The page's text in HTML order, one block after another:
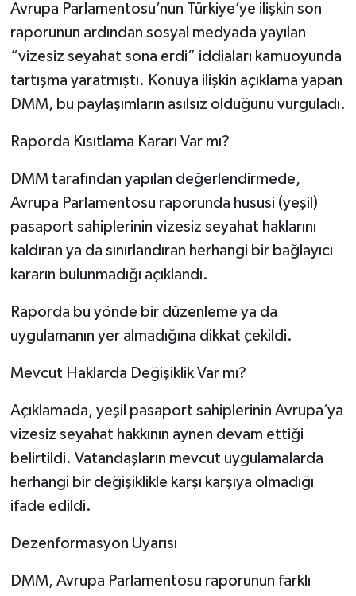
Avrupa Parlamentosu’nun Türkiye’ye ilişkin son
raporunun ardından sosyal medyada yayılan
“vizesiz seyahat sona erdi” iddiaları kamuoyunda
tartışma yaratmıştı. Konuya ilişkin açıklama yapan
DMM, bu paylaşımların asılsız olduğunu vurguladı.
Raporda Kısıtlama Kararı Var mı?
DMM tarafından yapılan değerlendirmede,
Avrupa Parlamentosu raporunda hususi (yeşil)
pasaport sahiplerinin vizesiz seyahat haklarını
kaldıran ya da sınırlandıran herhangi bir bağlayıcı
kararın bulunmadığı açıklandı.
Raporda bu yönde bir düzenleme ya da
uygulamanın yer almadığına dikkat çekildi.
Mevcut Haklarda Değişiklik Var mı?
Açıklamada, yeşil pasaport sahiplerinin Avrupa’ya
vizesiz seyahat hakkının aynen devam ettiği
belirtildi. Vatandaşların mevcut uygulamalarda
herhangi bir değişiklikle karşı karşıya olmadığı
ifade edildi.
Dezenformasyon Uyarısı
DMM, Avrupa Parlamentosu raporunun farklı